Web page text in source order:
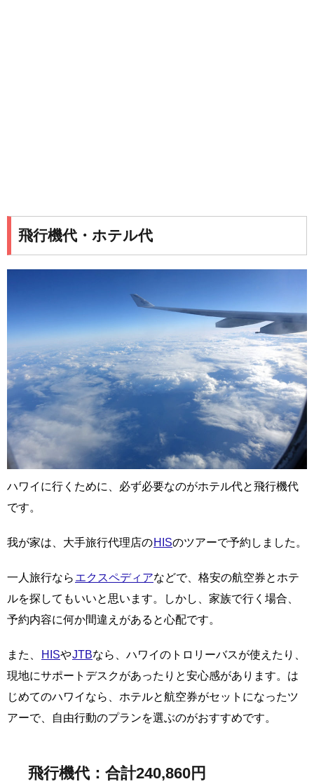
飛行機代・ホテル代
ハワイに行くために、必ず必要なのがホテル代と飛行機代
です。
我が家は、大手旅行代理店のHISのツアーで予約しました。
一人旅行なら エクスペディアなどで、格安の航空券とホテ
ルを探してもいいと思います。しかし、家族で行く場合、
予約内容に何か間違えがあると心配です。
また、 HISやJTBなら、ハワイのトロリーバスが使えたり、
現地にサポートデスクがあったりと安心感があります。は
じめてのハワイなら、ホテルと航空券がセットになったツ
アーで、自由行動のプランを選ぶのがおすすめです。
飛行機代：合計240,860円